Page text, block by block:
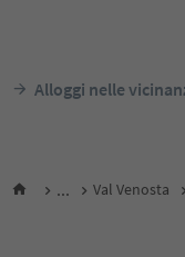
Alloggi nelle
... Val Venosta